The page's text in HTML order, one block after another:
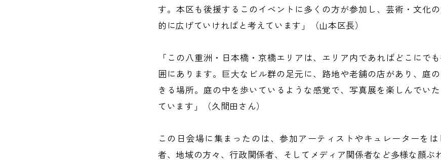
す。本区も後援するこのイベントに多くの方が参加し、芸術・文化
的に広げていければと考えています」（山本区長）
「この八重洲・日本橋・京橋エリアは、エリア内であればどこにで
囲にあります。巨大なビル群の足元に、路地や老舗の店があり、庭
きる場所。庭の中を歩いているような感覚で、写真展を楽しんでい
ています」（久間田さん）
この日会場に集まったのは、参加アーティストやキュレーターを
者、地域の方々、行政関係者、そしてメディア関係者など多様な顔ぶ